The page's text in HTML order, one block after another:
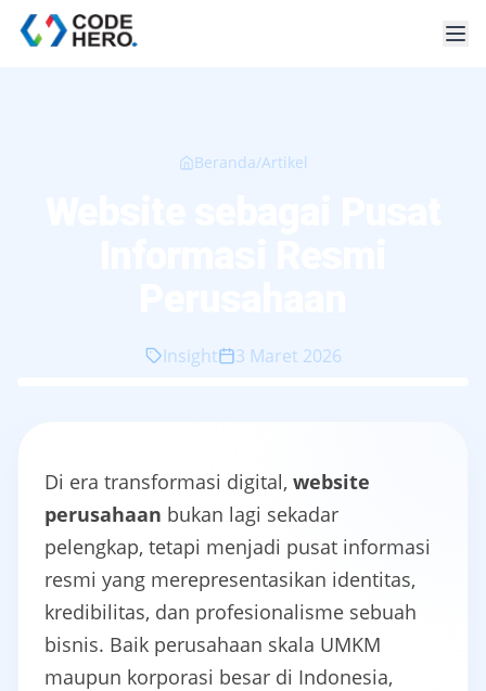
Beranda/Artikel
Insight 3 Maret 2026
Di era transformasi digital, website
perusahaan bukan lagi sekadar
pelengkap, tetapi menjadi pusat informasi
resmi yang merepresentasikan identitas,
kredibilitas, dan profesionalisme sebuah
bisnis. Baik perusahaan skala UMKM
maupun korporasi besar di Indonesia,